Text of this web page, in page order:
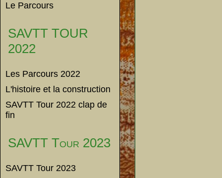
Le Parcours
SAVTT TOUR
2022
Les Parcours 2022
L'histoire et la construction
SAVTT Tour 2022 clap de
fin
SAVTT Tour 2023
SAVTT Tour 2023